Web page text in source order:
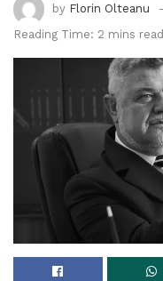
by Florin Olteanu
Reading Time: 2 mins read